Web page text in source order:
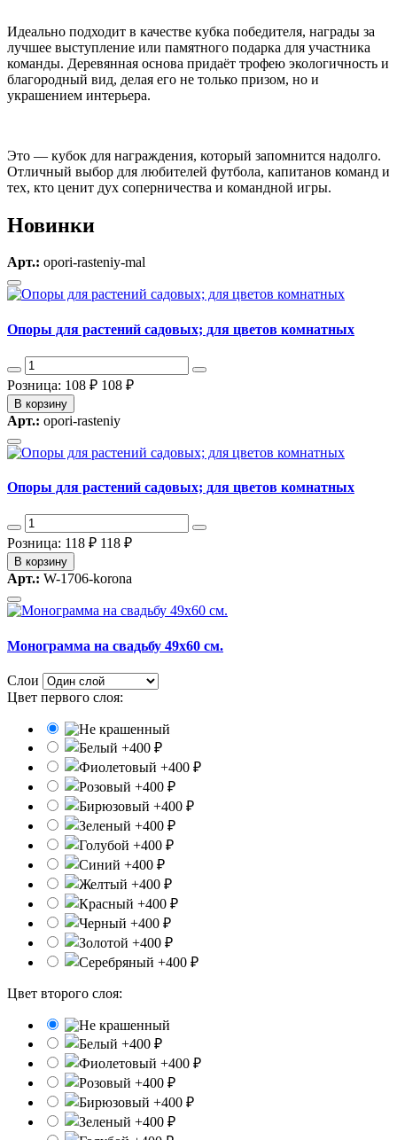
Идеально подходит в качестве кубка победителя, награды за
лучшее выступление или памятного подарка для участника
команды. Деревянная основа придаёт трофею экологичность и
благородный вид, делая его не только призом, но и
украшением интерьера.
Это — кубок для награждения, который запомнится надолго.
Отличный выбор для любителей футбола, капитанов команд и
тех, кто ценит дух соперничества и командной игры.
Новинки
Арт.: opori-rasteniy-mal
Опоры для растений садовых; для цветов комнатных
Розница: 108 ₽ 108 ₽
В корзину
Арт.: opori-rasteniy
Опоры для растений садовых; для цветов комнатных
Розница: 118 ₽ 118 ₽
В корзину
Арт.: W-1706-korona
Монограмма на свадьбу 49x60 см.
Слои
Цвет первого слоя:
Цвет второго слоя: